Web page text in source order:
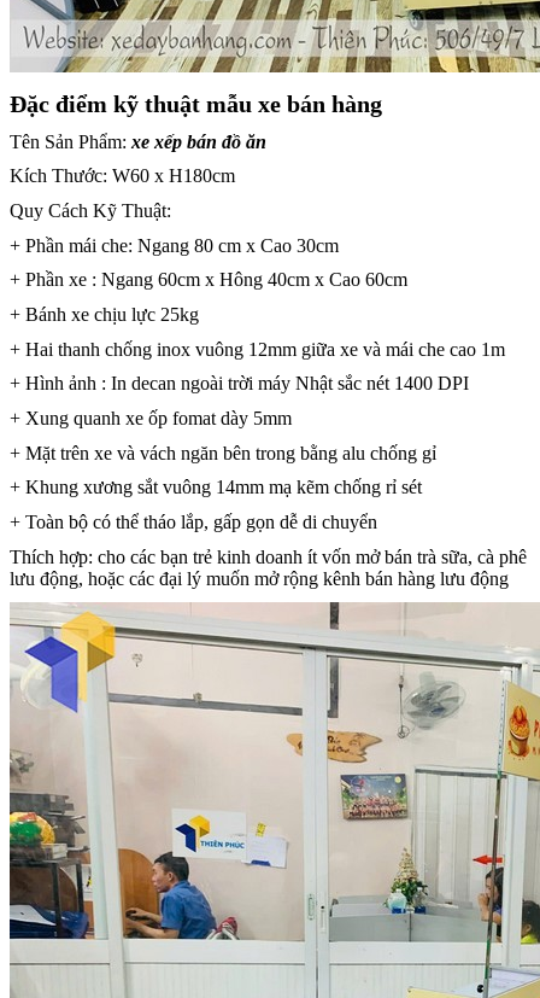
Đặc điểm kỹ thuật mẫu xe bán hàng
Tên Sản Phẩm: xe xếp bán đồ ăn
Kích Thước: W60 x H180cm
Quy Cách Kỹ Thuật:
+ Phần mái che: Ngang 80 cm x Cao 30cm
+ Phần xe : Ngang 60cm x Hông 40cm x Cao 60cm
+ Bánh xe chịu lực 25kg
+ Hai thanh chống inox vuông 12mm giữa xe và mái che cao 1m
+ Hình ảnh : In decan ngoài trời máy Nhật sắc nét 1400 DPI
+ Xung quanh xe ốp fomat dày 5mm
+ Mặt trên xe và vách ngăn bên trong bằng alu chống gỉ
+ Khung xương sắt vuông 14mm mạ kẽm chống rỉ sét
+ Toàn bộ có thể tháo lắp, gấp gọn dễ di chuyển
Thích hợp: cho các bạn trẻ kinh doanh ít vốn mở bán trà sữa, cà phê
lưu động, hoặc các đại lý muốn mở rộng kênh bán hàng lưu động